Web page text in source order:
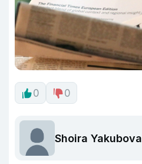
0 0
Shoira Yakubova